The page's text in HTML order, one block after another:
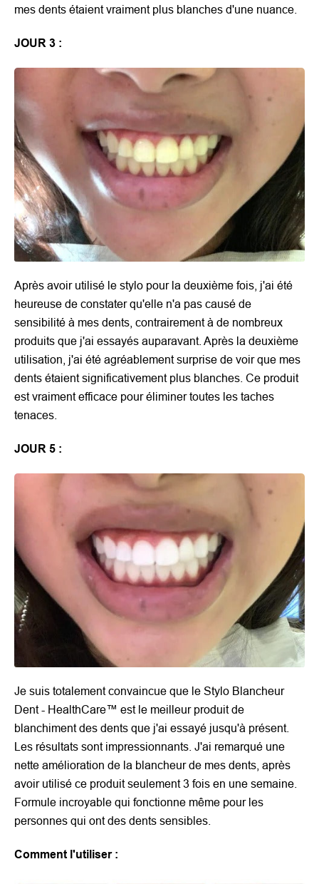
mes dents étaient vraiment plus blanches d'une nuance.
JOUR 3 :
Après avoir utilisé le stylo pour la deuxième fois, j'ai été
heureuse de constater qu'elle n'a pas causé de
sensibilité à mes dents, contrairement à de nombreux
produits que j'ai essayés auparavant. Après la deuxième
utilisation, j'ai été agréablement surprise de voir que mes
dents étaient significativement plus blanches. Ce produit
est vraiment efficace pour éliminer toutes les taches
tenaces.
JOUR 5 :
Je suis totalement convaincue que le Stylo Blancheur
Dent - HealthCare™ est le meilleur produit de
blanchiment des dents que j'ai essayé jusqu'à présent.
Les résultats sont impressionnants. J'ai remarqué une
nette amélioration de la blancheur de mes dents, après
avoir utilisé ce produit seulement 3 fois en une semaine.
Formule incroyable qui fonctionne même pour les
personnes qui ont des dents sensibles.
Comment l'utiliser :